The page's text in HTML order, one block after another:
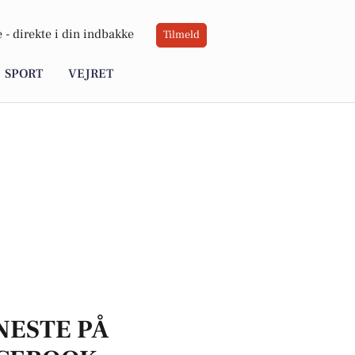
- direkte i din indbakke Tilmeld
SPORT VEJRET
PÅ